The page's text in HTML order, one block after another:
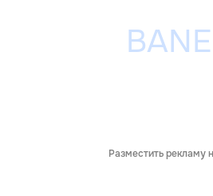
Разместить рекламу